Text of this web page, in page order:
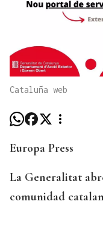
Cataluña web
Europa Press
La Generalitat
comunidad